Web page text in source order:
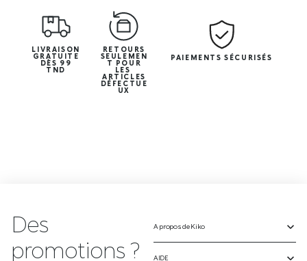
LIVRAISON
GRATUITE
DÈS 99
TND
RETOURS
SEULEMEN
T POUR
LES
ARTICLES
DÉFECTUE
UX
PAIEMENTS SÉCURISÉS
Des